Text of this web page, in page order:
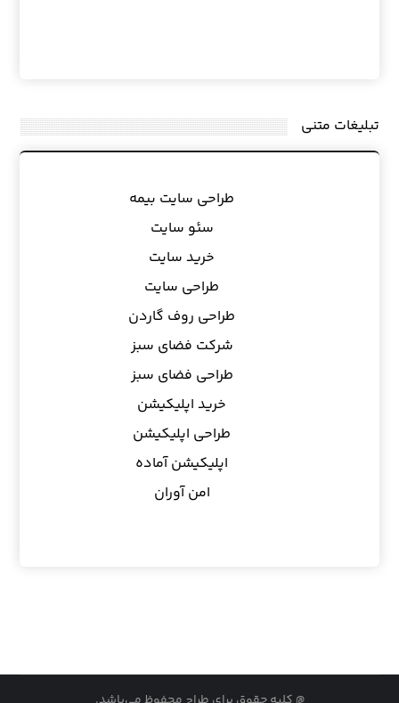
تبلیغات متنی
طراحی سایت بیمه
سئو سایت
خرید سایت
طراحی سایت
طراحی روف گاردن
شرکت فضای سبز
طراحی فضای سبز
خرید اپلیکیشن
طراحی اپلیکیشن
اپلیکیشن آماده
امن آوران